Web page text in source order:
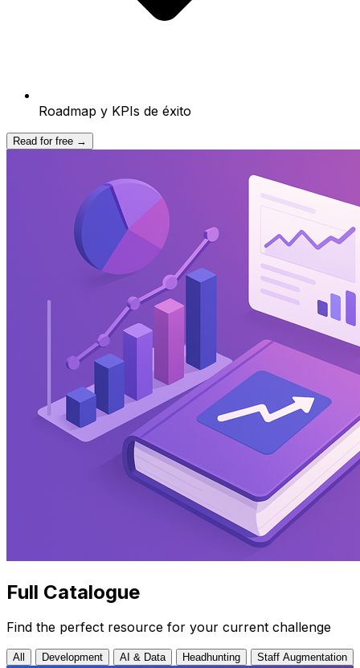
Roadmap y KPIs de éxito
Read for free →
Full Catalogue
Find the perfect resource for your current challenge
All Development AI & Data Headhunting Staff Augmentation